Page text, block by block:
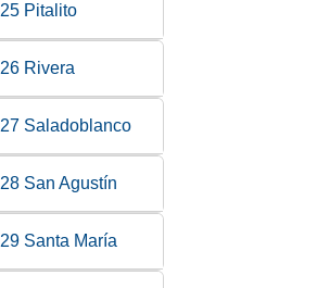
25 Pitalito
26 Rivera
27 Saladoblanco
28 San Agustín
29 Santa María